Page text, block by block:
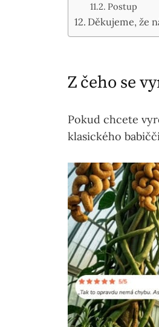
Postup
Děkujeme, že
Z čeho se
Pokud chcete